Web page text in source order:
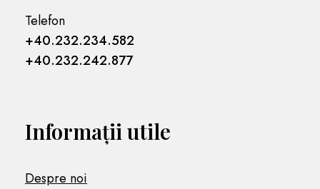
Telefon
+40.232.234.582
+40.232.242.877
Informații utile
Despre noi